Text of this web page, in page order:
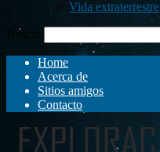
Vida extraterrestre
Buscar
Home
Acerca de
Sitios amigos
Contacto